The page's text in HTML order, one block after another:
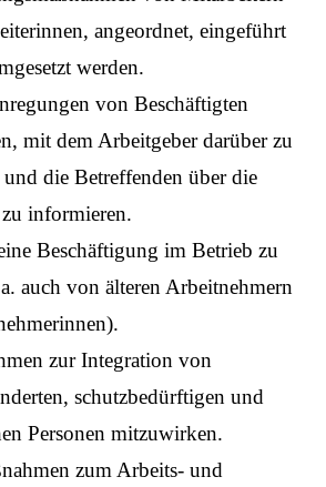
angeordnet, eingeführt
werden.
von Beschäftigten
mit dem Arbeitgeber darüber zu
die Betreffenden über die
informieren.
Beschäftigung im Betrieb zu
auch von älteren Arbeitnehmern
zur Integration von
schutzbedürftigen und
Personen mitzuwirken.
zum Arbeits- und